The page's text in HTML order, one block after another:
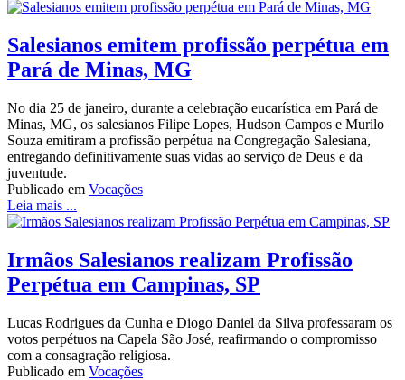
Salesianos emitem profissão perpétua em
Pará de Minas, MG
No dia 25 de janeiro, durante a celebração eucarística em Pará de
Minas, MG, os salesianos Filipe Lopes, Hudson Campos e Murilo
Souza emitiram a profissão perpétua na Congregação Salesiana,
entregando definitivamente suas vidas ao serviço de Deus e da
juventude.
Publicado em Vocações
Leia mais ...
Irmãos Salesianos realizam Profissão
Perpétua em Campinas, SP
Lucas Rodrigues da Cunha e Diogo Daniel da Silva professaram os
votos perpétuos na Capela São José, reafirmando o compromisso
com a consagração religiosa.
Publicado em Vocações